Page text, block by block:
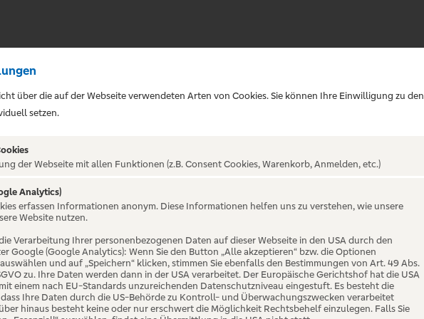
über die auf der Webseite verwendeten Arten von Cookies. Sie können Ihre Einwilligung zu den
setzen.
der Webseite mit allen Funktionen (z.B. Consent Cookies, Warenkorb, Anmelden, etc.)
Analytics)
erfassen Informationen anonym. Diese Informationen helfen uns zu verstehen, wie unsere
Website nutzen.
Verarbeitung Ihrer personenbezogenen Daten auf dieser Webseite in den USA durch den
Google (Google Analytics): Wenn Sie den Button „Alle akzeptieren“ bzw. die Optionen
und auf „Speichern“ klicken, stimmen Sie ebenfalls den Bestimmungen von Art. 49 Abs.
zu. Ihre Daten werden dann in der USA verarbeitet. Der Europäische Gerichtshof hat die USA
einem nach EU-Standards unzureichenden Datenschutzniveau eingestuft. Es besteht die
Ihre Daten durch die US-Behörde zu Kontroll- und Überwachungszwecken verarbeitet
hinaus besteht keine oder nur erschwert die Möglichkeit Rechtsbehelf einzulegen. Falls Sie